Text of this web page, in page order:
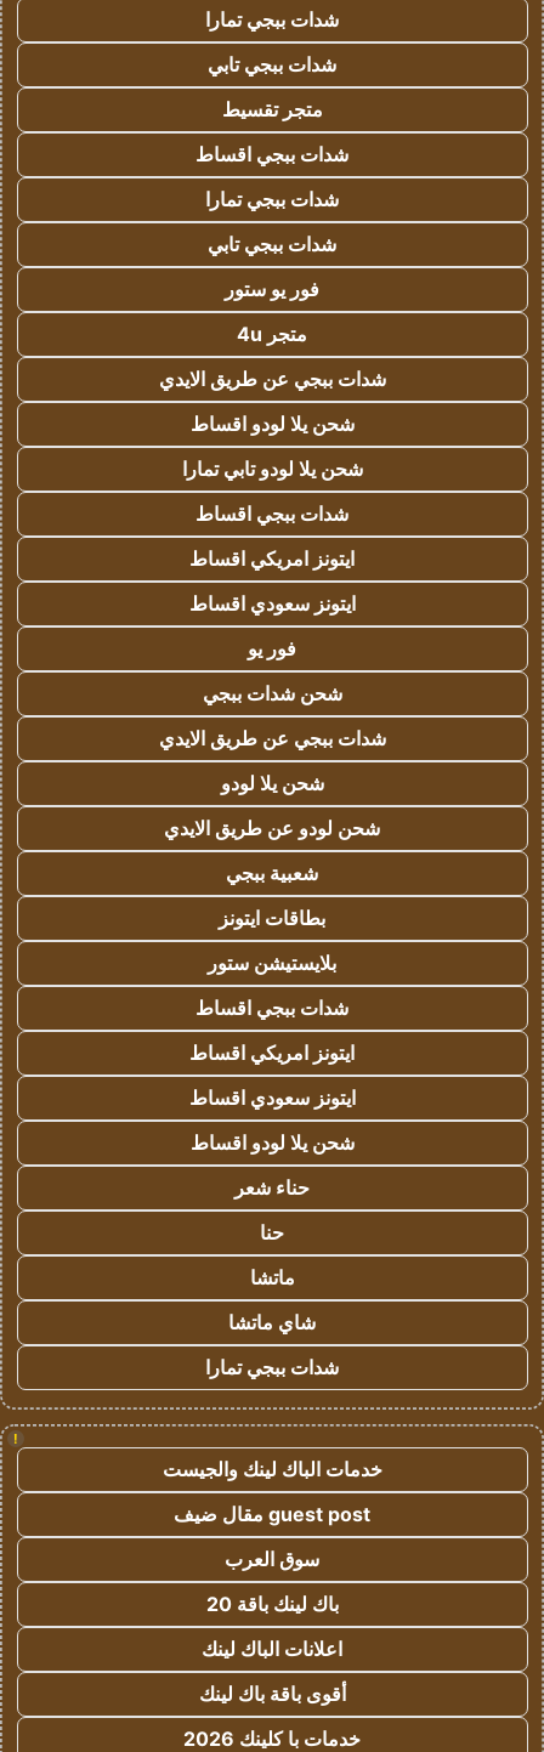
شدات ببجي تمارا
شدات ببجي تابي
متجر تقسيط
شدات ببجي اقساط
شدات ببجي تمارا
شدات ببجي تابي
فور يو ستور
متجر 4u
شدات ببجي عن طريق الايدي
شحن يلا لودو اقساط
شحن يلا لودو تابي تمارا
شدات ببجي اقساط
ايتونز امريكي اقساط
ايتونز سعودي اقساط
فور يو
شحن شدات ببجي
شدات ببجي عن طريق الايدي
شحن يلا لودو
شحن لودو عن طريق الايدي
شعبية ببجي
بطاقات ايتونز
بلايستيشن ستور
شدات ببجي اقساط
ايتونز امريكي اقساط
ايتونز سعودي اقساط
شحن يلا لودو اقساط
حناء شعر
حنا
ماتشا
شاي ماتشا
شدات ببجي تمارا
!
خدمات الباك لينك والجيست
guest post مقال ضيف
سوق العرب
باك لينك باقة 20
اعلانات الباك لينك
أقوى باقة باك لينك
خدمات با كلينك 2026